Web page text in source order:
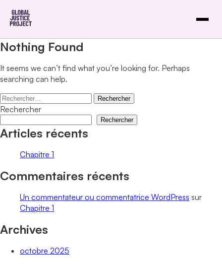
Nothing Found
It seems we can’t find what you’re looking for. Perhaps
searching can help.
Rechercher :
Rechercher
Rechercher
Articles récents
Chapitre 1
Commentaires récents
Un commentateur ou commentatrice WordPress sur
Chapitre 1
Archives
octobre 2025